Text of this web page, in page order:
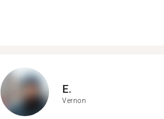
E.
Vernon